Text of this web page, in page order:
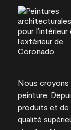
Nous
peinture.
produits et de
qualité